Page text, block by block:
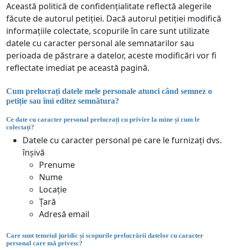
Această politică de confidențialitate reflectă alegerile
făcute de autorul petiției. Dacă autorul petiției modifică
informațiile colectate, scopurile în care sunt utilizate
datele cu caracter personal ale semnatarilor sau
perioada de păstrare a datelor, aceste modificări vor fi
reflectate imediat pe această pagină.
Cum prelucrați datele mele personale atunci când semnez o
petiție sau îmi editez semnătura?
Ce date cu caracter personal prelucrați cu privire la mine și cum le
colectați?
Datele cu caracter personal pe care le furnizați dvs.
înșivă
Prenume
Nume
Locație
Țară
Adresă email
Care sunt temeiul juridic și scopurile prelucrării datelor cu caracter
personal care mă privesc?